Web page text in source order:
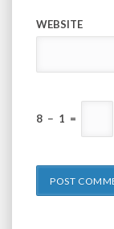
WEBSITE
8 − 1 =